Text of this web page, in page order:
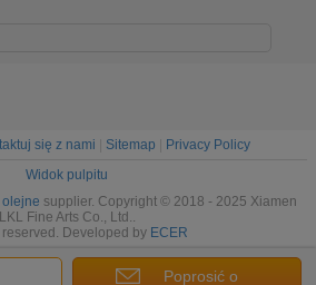
Poprosić o
się z nami Sitemap
Privacy Policy
Widok pulpitu
olejne supplier. Copyright © 2018 - 2025 Xiamen
LKL Fine Arts Co., Ltd..
Developed by ECER